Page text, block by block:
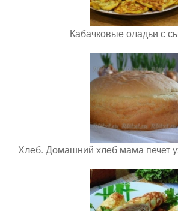
Кабачковые оладьи с
Хлеб. Домашний хлеб мама печет